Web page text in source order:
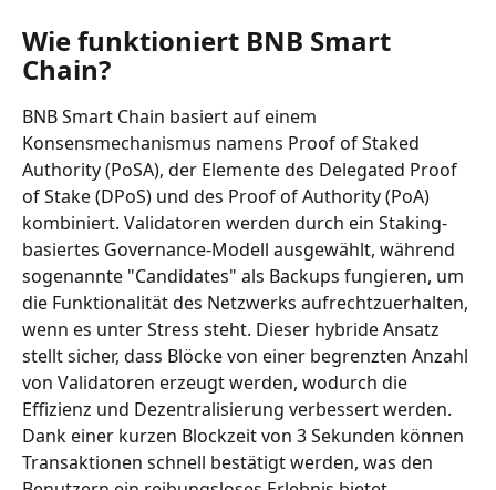
Wie funktioniert BNB Smart
Chain?
BNB Smart Chain basiert auf einem
Konsensmechanismus namens Proof of Staked
Authority (PoSA), der Elemente des Delegated Proof
of Stake (DPoS) und des Proof of Authority (PoA)
kombiniert. Validatoren werden durch ein Staking-
basiertes Governance-Modell ausgewählt, während
sogenannte "Candidates" als Backups fungieren, um
die Funktionalität des Netzwerks aufrechtzuerhalten,
wenn es unter Stress steht. Dieser hybride Ansatz
stellt sicher, dass Blöcke von einer begrenzten Anzahl
von Validatoren erzeugt werden, wodurch die
Effizienz und Dezentralisierung verbessert werden.
Dank einer kurzen Blockzeit von 3 Sekunden können
Transaktionen schnell bestätigt werden, was den